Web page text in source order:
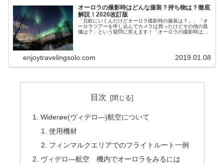
オーロラの撮影時はどんな服装？持ち物は？徹底
解説！2020改訂版
「北欧にいくんだけどオーロラ撮影時の服装は？」、「オ
ーロラツアーを申し込んでカメラは買ったけどその他の装
備は？」という疑問に答えます！「オーロラの撮影時はど
enjoytravelingsolo.com 2019.01.08
目次
Widerøe(ヴィデロ―)航空について
使用機材
フィンマルクエリアでのフライトルート一例
ヴィデロ―航空 機内でオーロラをみるには